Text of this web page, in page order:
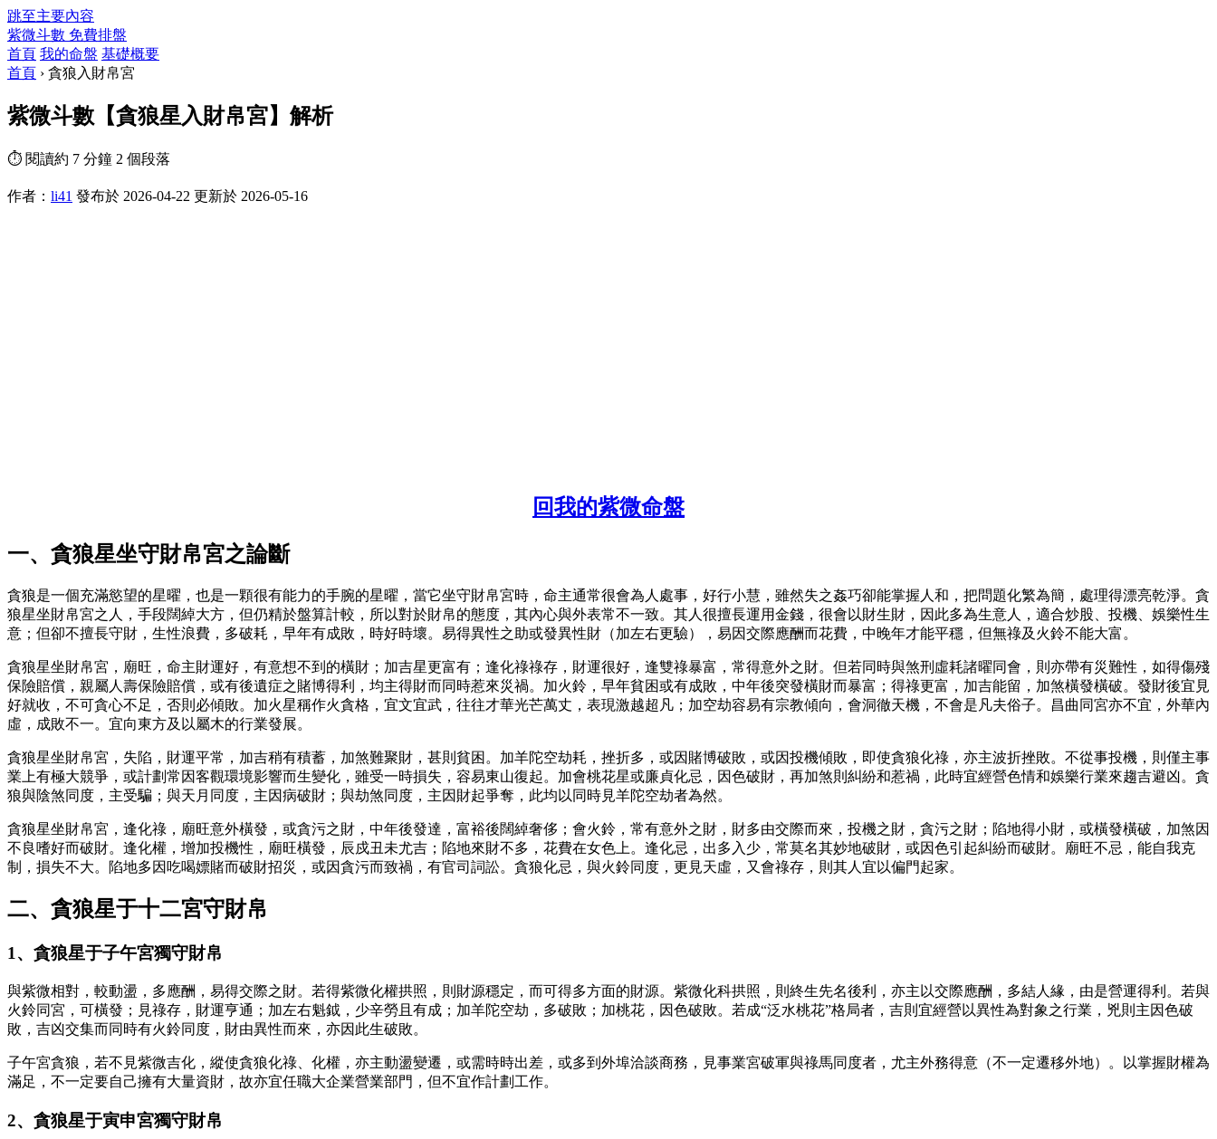
跳至主要內容
紫微斗數 免費排盤
首頁 我的命盤 基礎概要
首頁 › 貪狼入財帛宮
紫微斗數【貪狼星入財帛宮】解析
⏱ 閱讀約 7 分鐘 2 個段落
作者： li41 發布於 2026-04-22 更新於 2026-05-16
回我的紫微命盤
一、貪狼星坐守財帛宮之論斷
貪狼是一個充滿慾望的星曜，也是一顆很有能力的手腕的星曜，當它坐守財帛宮時，命主通常很會為人處事，好行小慧，雖然失之姦巧卻能掌握人和，把問題化繁為簡，處理得漂亮乾淨。貪
狼星坐財帛宮之人，手段闊綽大方，但仍精於盤算計較，所以對於財帛的態度，其內心與外表常不一致。其人很擅長運用金錢，很會以財生財，因此多為生意人，適合炒股、投機、娛樂性生
意；但卻不擅長守財，生性浪費，多破耗，早年有成敗，時好時壞。易得異性之助或發異性財（加左右更驗），易因交際應酬而花費，中晚年才能平穩，但無祿及火鈴不能大富。
貪狼星坐財帛宮，廟旺，命主財運好，有意想不到的橫財；加吉星更富有；逢化祿祿存，財運很好，逢雙祿暴富，常得意外之財。但若同時與煞刑虛耗諸曜同會，則亦帶有災難性，如得傷殘
保險賠償，親屬人壽保險賠償，或有後遺症之賭博得利，均主得財而同時惹來災禍。加火鈴，早年貧困或有成敗，中年後突發橫財而暴富；得祿更富，加吉能留，加煞橫發橫破。發財後宜見
好就收，不可貪心不足，否則必傾敗。加火星稱作火貪格，宜文宜武，往往才華光芒萬丈，表現激越超凡；加空劫容易有宗教傾向，會洞徹天機，不會是凡夫俗子。昌曲同宮亦不宜，外華內
虛，成敗不一。宜向東方及以屬木的行業發展。
貪狼星坐財帛宮，失陷，財運平常，加吉稍有積蓄，加煞難聚財，甚則貧困。加羊陀空劫耗，挫折多，或因賭博破敗，或因投機傾敗，即使貪狼化祿，亦主波折挫敗。不從事投機，則僅主事
業上有極大競爭，或計劃常因客觀環境影響而生變化，雖受一時損失，容易東山復起。加會桃花星或廉貞化忌，因色破財，再加煞則糾紛和惹禍，此時宜經營色情和娛樂行業來趨吉避凶。貪
狼與陰煞同度，主受騙；與天月同度，主因病破財；與劫煞同度，主因財起爭奪，此均以同時見羊陀空劫者為然。
貪狼星坐財帛宮，逢化祿，廟旺意外橫發，或貪污之財，中年後發達，富裕後闊綽奢侈；會火鈴，常有意外之財，財多由交際而來，投機之財，貪污之財；陷地得小財，或橫發橫破，加煞因
不良嗜好而破財。逢化權，增加投機性，廟旺橫發，辰戍丑未尤吉；陷地來財不多，花費在女色上。逢化忌，出多入少，常莫名其妙地破財，或因色引起糾紛而破財。廟旺不忌，能自我克
制，損失不大。陷地多因吃喝嫖賭而破財招災，或因貪污而致禍，有官司詞訟。貪狼化忌，與火鈴同度，更見天虛，又會祿存，則其人宜以偏門起家。
二、貪狼星于十二宮守財帛
1、貪狼星于子午宮獨守財帛
與紫微相對，較動盪，多應酬，易得交際之財。若得紫微化權拱照，則財源穩定，而可得多方面的財源。紫微化科拱照，則終生先名後利，亦主以交際應酬，多結人緣，由是營運得利。若與
火鈴同宮，可橫發；見祿存，財運亨通；加左右魁鉞，少辛勞且有成；加羊陀空劫，多破敗；加桃花，因色破敗。若成“泛水桃花”格局者，吉則宜經營以異性為對象之行業，兇則主因色破
敗，吉凶交集而同時有火鈴同度，財由異性而來，亦因此生破敗。
子午宮貪狼，若不見紫微吉化，縱使貪狼化祿、化權，亦主動盪變遷，或需時時出差，或多到外埠洽談商務，見事業宮破軍與祿馬同度者，尤主外務得意（不一定遷移外地）。以掌握財權為
滿足，不一定要自己擁有大量資財，故亦宜任職大企業營業部門，但不宜作計劃工作。
2、貪狼星于寅申宮獨守財帛